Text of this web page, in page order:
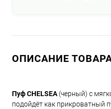
ОПИСАНИЕ
Пуф CHELSEA(черный) с
подойдёт как прикроватный